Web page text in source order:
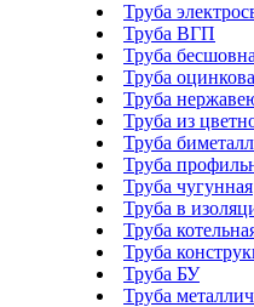
Труба
Труба ВГП
Труба
Труба
Труба
Труба из
Труба
Труба
Труба чугунная
Труба в
Труба
Труба
Труба БУ
Труба